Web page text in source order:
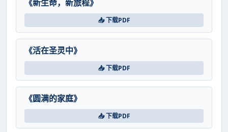
《新生命，新旅程》
📥 下载PDF
《活在圣灵中》
📥 下载PDF
《圆满的家庭》
📥 下载PDF